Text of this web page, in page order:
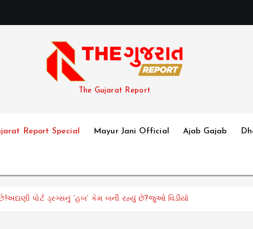
The Gujarat Report
Report Special Mayur Jani Official Ajab Gajab
પોર્ટ ડ્રગ્સનું ‘હબ’ કેમ બની રહ્યું છે?જુઓ વિડીયો